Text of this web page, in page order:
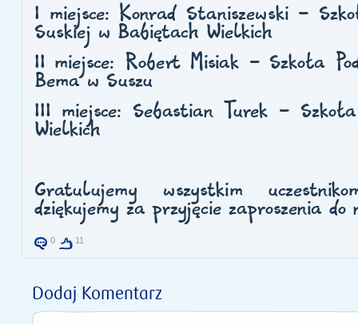
I miejsce: Konrad Staniszewski -
Suskiej w Babiętach Wielkich
II miejsce: Robert Misiak - Szkoła
Bema w Suszu
III miejsce: Sebastian Turek -
Wielkich
Gratulujemy wszystkim
dziękujemy za przyjęcie zaproszenia do
0 11
Dodaj Komentarz